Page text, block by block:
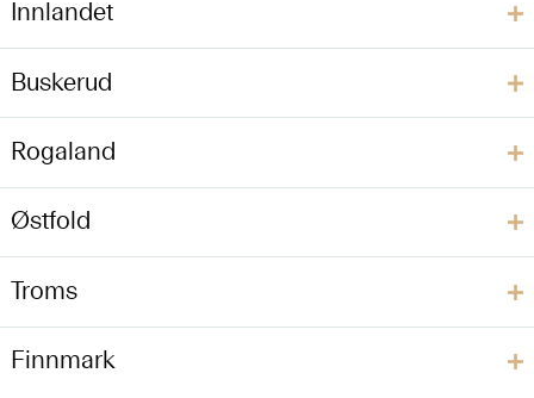
Innlandet
Buskerud
Rogaland
Østfold
Troms
Finnmark